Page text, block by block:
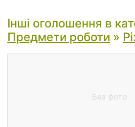
Інші оголошення в
Предмети роботи »
Без фото